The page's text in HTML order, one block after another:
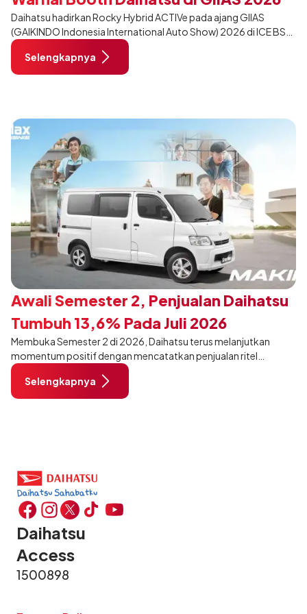
Daihatsu hadirkan Rocky Hybrid ACTIVe pada ajang GIIAS
(GAIKINDO Indonesia International Auto Show) 2026 di ICE BSD
City, Tangerang. Terdapat 2 unit Rocky Hybrid yang
dimodifikasi untuk menghadirkan sarana inspirasi bagi
pengunjung mendukung gaya hidup yang aktif.
Selengkapnya
Awali Semester 2, Penjualan Daihatsu
Tumbuh 13,6% Pada Juli 2026
Membuka Semester 2 di 2026, Daihatsu terus melanjutkan
momentum positif dengan mencatatkan penjualan ritel
sebanyak 12.750 unit pada Juli 2026. Capaian tersebut tumbuh
13,6% dibandingkan periode yang sama tahun lalu sebanyak
11.220 unit, dan tetap stabil dibandingkan bulan Juni 2026 lalu.
Selengkapnya
Daihatsu
Access
1500898